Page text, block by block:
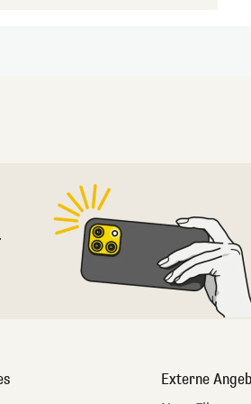
Externe